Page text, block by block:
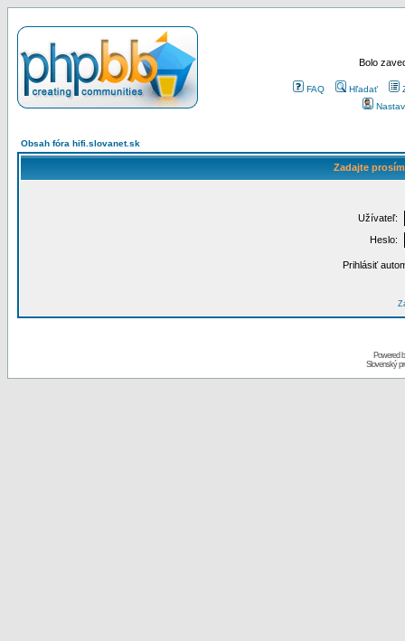
Bolo
FAQ Hľadať
Obsah fóra hifi.slovanet.sk
Zadajte
Užívateľ:
Heslo:
Prihlásiť
Powered
Slovenský